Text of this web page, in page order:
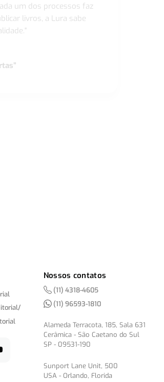
um dos processos faz
livros, a Lura sabe
Nossos contatos
(11) 4318-4605
(11) 96593-1810
Alameda Terracota, 185, Sala 631
Cerâmica - São Caetano do Sul
SP - 09531-190
Sunport Lane Unit, 500
USA - Orlando, Florida